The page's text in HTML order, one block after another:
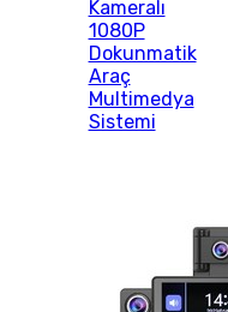
Kameralı
1080P
Dokunmatik
Araç
Multimedya
Sistemi